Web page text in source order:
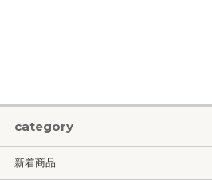
category
新着商品